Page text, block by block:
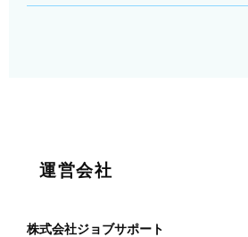
運営会社
株式会社ジョブサポート